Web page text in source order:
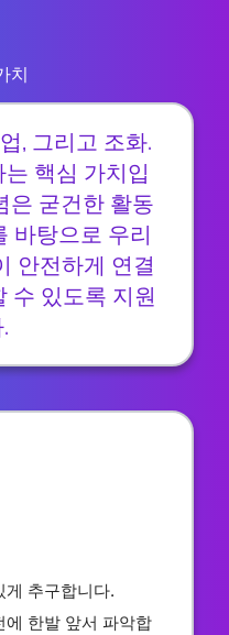
치
, 그리고 조화.
핵심 가치입
은 굳건한 활동
바탕으로 우리
안전하게 연결
수 있도록 지원
게 추구합니다.
에 한발 앞서 파악합